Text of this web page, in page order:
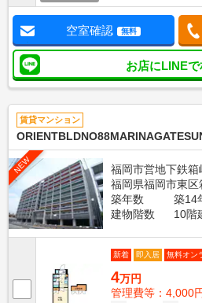
空室確認 無料
お店にLINE
賃貸マンション
NEW
福岡市営地下鉄
福岡県福岡市東区
築年数
築14
建物階数
10階
新着 即入居 無料オン
4万円
管理費等：4,000